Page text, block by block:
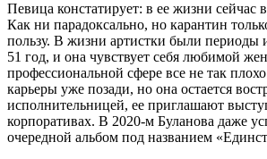
Певица констатирует: в ее жизни сейчас
Как ни парадоксально, но карантин
пользу. В жизни артистки были периоды
51 год, и она чувствует себя любимой
профессиональной сфере все не так
карьеры уже позади, но она остается
исполнительницей, ее приглашают
корпоративах. В 2020-м Буланова даже
очередной альбом под названием